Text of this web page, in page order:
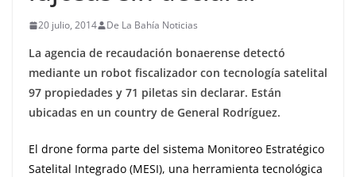
20 julio, 2014 De La Bahía Noticias
La agencia de recaudación bonaerense detectó
mediante un robot fiscalizador con tecnología satelital
97 propiedades y 71 piletas sin declarar. Están
ubicadas en un country de General Rodríguez.
El drone forma parte del sistema Monitoreo Estratégico
Satelital Integrado (MESI), una herramienta tecnológica